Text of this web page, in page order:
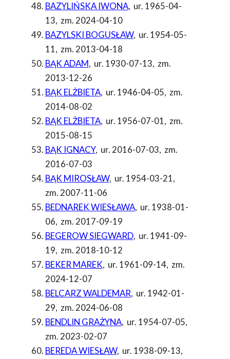
BAZYLIŃSKA IWONA, ur. 1965-04-
13, zm. 2024-04-10
BAZYLSKI BOGUSŁAW, ur. 1954-05-
11, zm. 2013-04-18
BĄK ADAM, ur. 1930-07-13, zm.
2013-12-26
BĄK ELŻBIETA, ur. 1946-04-05, zm.
2014-08-02
BĄK ELŻBIETA, ur. 1956-07-01, zm.
2015-08-15
BĄK IGNACY, ur. 2016-07-03, zm.
2016-07-03
BĄK MIROSŁAW, ur. 1954-03-21,
zm. 2007-11-06
BEDNAREK WIESŁAWA, ur. 1938-01-
06, zm. 2017-09-19
BEGEROW SIEGWARD, ur. 1941-09-
19, zm. 2018-10-12
BEKER MAREK, ur. 1961-09-14, zm.
2024-12-07
BELCARZ WALDEMAR, ur. 1942-01-
29, zm. 2024-06-08
BENDLIN GRAŻYNA, ur. 1954-07-05,
zm. 2023-02-07
BEREDA WIESŁAW, ur. 1938-09-13,